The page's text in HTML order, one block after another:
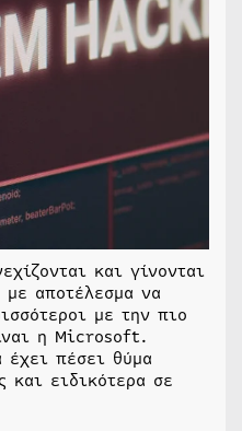
και γίνονται
με αποτέλεσμα να
με την πιο
η Microsoft.
έχει πέσει θύμα
και ειδικότερα σε